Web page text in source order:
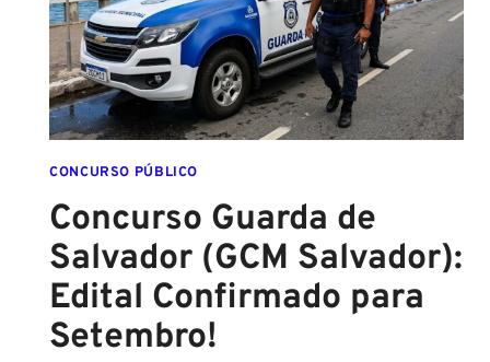
EM
DIREITO
CONCURSO PÚBLICO
Concurso Guarda de
Salvador (GCM Salvador):
Edital Confirmado para
Setembro!